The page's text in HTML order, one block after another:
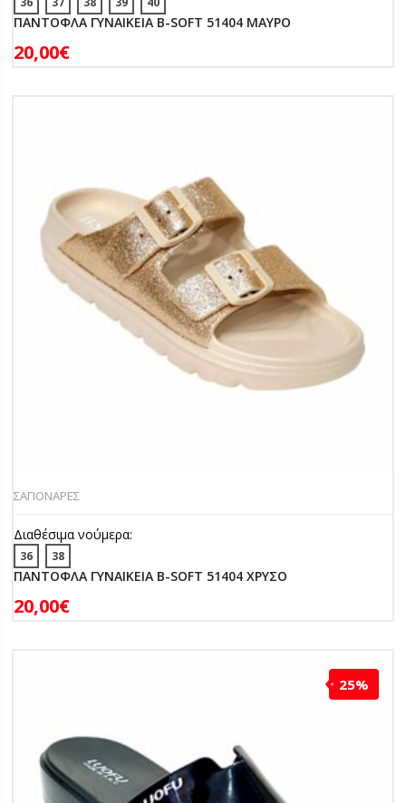
ΠΑΝΤΟΦΛΑ ΓΥΝΑΙΚΕΙΑ B-SOFT 51404 ΜΑΥΡΟ
20,00€
ΣΑΓΙΟΝΑΡΕΣ
Διαθέσιμα νούμερα:
36 38
ΠΑΝΤΟΦΛΑ ΓΥΝΑΙΚΕΙΑ B-SOFT 51404 ΧΡΥΣΟ
20,00€
25%